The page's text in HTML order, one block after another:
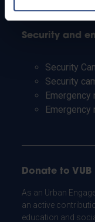
Security and
Security
Security
Emergency
Emergency
Donate to VUB
As an Urban
an active
education and